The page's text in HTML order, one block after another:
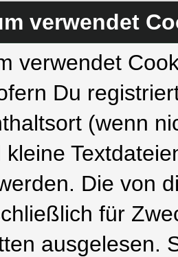
verwendet
verwendet
Du
(wenn
kleine
Die von
für
ausgelesen.